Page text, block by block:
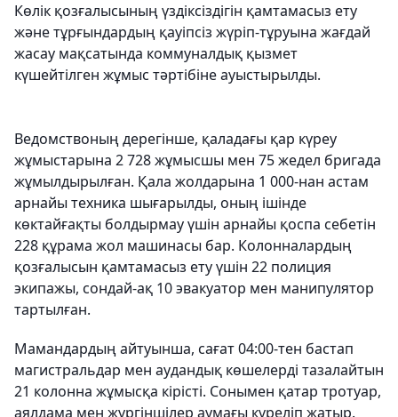
Көлік қозғалысының үздіксіздігін қамтамасыз ету
және тұрғындардың қауіпсіз жүріп-тұруына жағдай
жасау мақсатында коммуналдық қызмет
күшейтілген жұмыс тәртібіне ауыстырылды.
Ведомствоның дерегінше, қаладағы қар күреу
жұмыстарына 2 728 жұмысшы мен 75 жедел бригада
жұмылдырылған. Қала жолдарына 1 000-нан астам
арнайы техника шығарылды, оның ішінде
көктайғақты болдырмау үшін арнайы қоспа себетін
228 құрама жол машинасы бар. Колонналардың
қозғалысын қамтамасыз ету үшін 22 полиция
экипажы, сондай-ақ 10 эвакуатор мен манипулятор
тартылған.
Мамандардың айтуынша, сағат 04:00-тен бастап
магистральдар мен аудандық көшелерді тазалайтын
21 колонна жұмысқа кірісті. Сонымен қатар тротуар,
аялдама мен жүргіншілер аумағы күреліп жатыр.